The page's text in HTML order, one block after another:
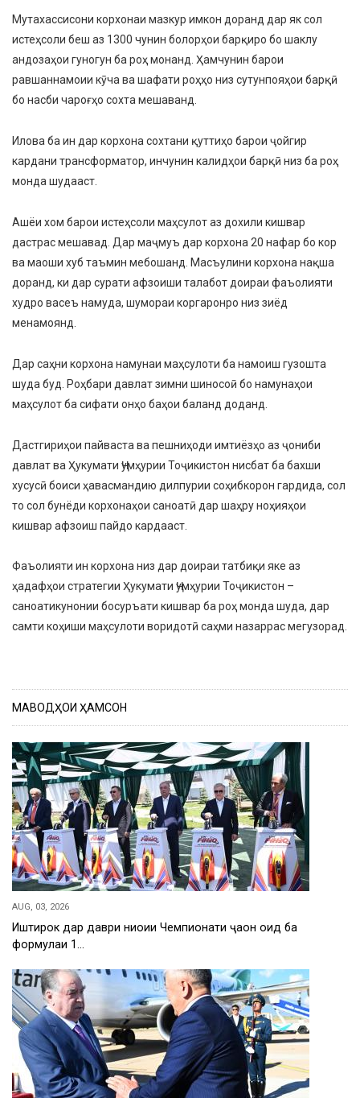
Мутахассисони корхонаи мазкур имкон доранд дар як сол
истеҳсоли беш аз 1300 чунин болорҳои барқиро бо шаклу
андозаҳои гуногун ба роҳ монанд. Ҳамчунин барои
равшаннамоии кӯча ва шафати роҳҳо низ сутунпояҳои барқӣ
бо насби чароғҳо сохта мешаванд.
Илова ба ин дар корхона сохтани қуттиҳо барои ҷойгир
кардани трансформатор, инчунин калидҳои барқӣ низ ба роҳ
монда шудааст.
Ашёи хом барои истеҳсоли маҳсулот аз дохили кишвар
дастрас мешавад. Дар маҷмуъ дар корхона 20 нафар бо кор
ва маоши хуб таъмин мебошанд. Масъулини корхона нақша
доранд, ки дар сурати афзоиши талабот доираи фаъолияти
худро васеъ намуда, шумораи коргаронро низ зиёд
менамоянд.
Дар саҳни корхона намунаи маҳсулоти ба намоиш гузошта
шуда буд. Роҳбари давлат зимни шиносоӣ бо намунаҳои
маҳсулот ба сифати онҳо баҳои баланд доданд.
Дастгириҳои пайваста ва пешниҳоди имтиёзҳо аз ҷониби
давлат ва Ҳукумати Ҷумҳурии Тоҷикистон нисбат ба бахши
хусусӣ боиси ҳавасмандию дилпурии соҳибкорон гардида, сол
то сол бунёди корхонаҳои саноатӣ дар шаҳру ноҳияҳои
кишвар афзоиш пайдо кардааст.
Фаъолияти ин корхона низ дар доираи татбиқи яке аз
ҳадафҳои стратегии Ҳукумати Ҷумҳурии Тоҷикистон –
саноатикунонии босуръати кишвар ба роҳ монда шуда, дар
самти коҳиши маҳсулоти воридотӣ саҳми назаррас мегузорад.
МАВОДҲОИ ҲАМСОН
AUG, 03, 2026
Иштирок дар даври ниҳоии Чемпионати ҷаҳон оид ба
формулаи 1…